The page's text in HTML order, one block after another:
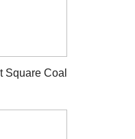
Square Coal